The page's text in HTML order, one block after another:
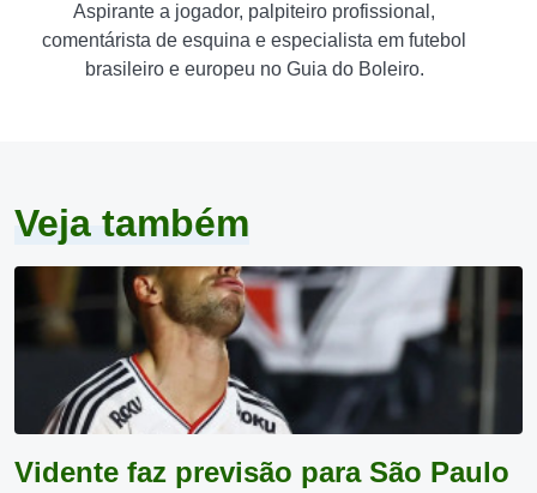
Aspirante a jogador, palpiteiro profissional,
comentárista de esquina e especialista em futebol
brasileiro e europeu no Guia do Boleiro.
Veja também
Vidente faz previsão para São Paulo